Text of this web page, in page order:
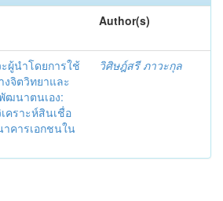
Author(s)
ผู้นำโดยการใช้
งจิตวิทยาและ
ฒนาตนเอง:
คราะห์สินเชื่อ
คารเอกชนใน
วิศิษฎ์สรี ภาวะกุล